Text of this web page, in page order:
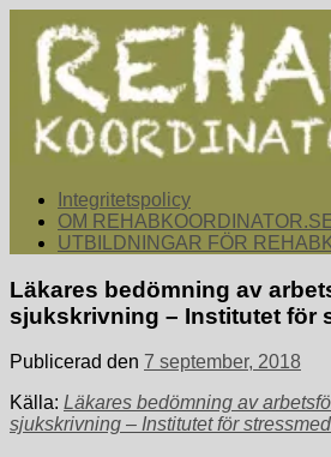
Hoppa
innehåll
rehabkoordinator.se
Samlade nyheter för dig som arbetar
samordna rehabiliterande åtgärder
Integritetspolicy
OM
UTBILDNINGAR FÖR
Läkares bedömning av
sjukskrivning – Institutet för
Publicerad den 7 september, 2018
Källa: Läkares bedömning av
sjukskrivning – Institutet för